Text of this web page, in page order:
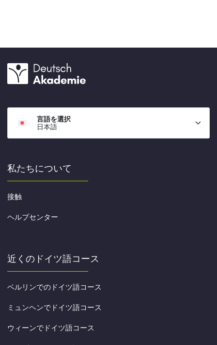
言語を選択
日本語
私たちについて
接触
ヘルプセンター
近くのドイツ語コース
ベルリンでのドイツ語コース
ミュンヘンでドイツ語コース
ウィーンでドイツ語コース